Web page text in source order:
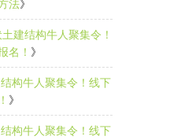
法》
建结构牛人聚集令！
名！ 》
构牛人聚集令！线下
》
构牛人聚集令！线下